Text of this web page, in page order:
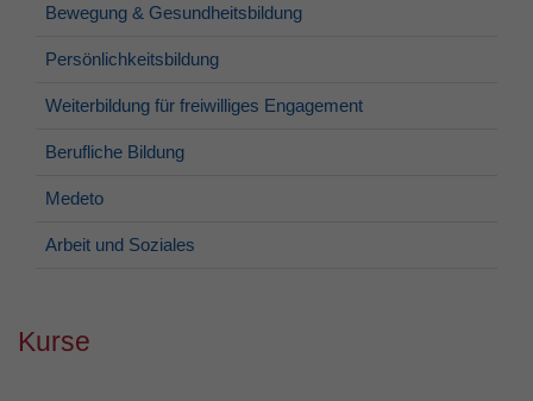
Bewegung & Gesundheitsbildung
Persönlichkeitsbildung
Weiterbildung für freiwilliges Engagement
Berufliche Bildung
Medeto
Arbeit und Soziales
Kurse